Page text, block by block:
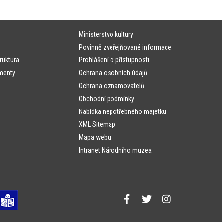
Ministerstvo kultury
Povinně zveřejňované informace
Prohlášení o přístupnosti
Ochrana osobních údajů
Ochrana oznamovatelů
Obchodní podmínky
Nabídka nepotřebného majetku
XML Sitemap
Mapa webu
Intranet Národního muzea